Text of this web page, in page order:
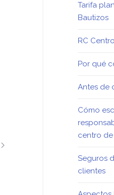
Tarifa
Bautizos
RC
Por qué
Antes de
Cómo
centro
Seguros
clientes